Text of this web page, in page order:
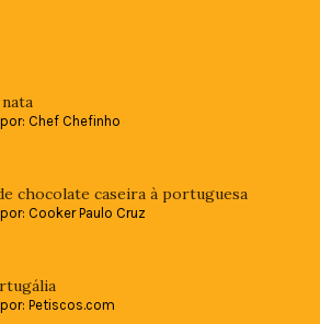
Chef Chefinho
chocolate caseira à portuguesa
Cooker Paulo Cruz
Petiscos.com